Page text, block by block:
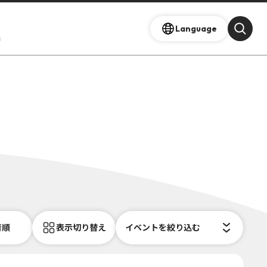
Language
順 表示切り替え イベントを絞り込む